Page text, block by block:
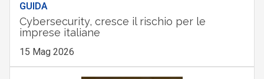
GUIDA
Cybersecurity, cresce il rischio per le
imprese italiane
15 Mag 2026